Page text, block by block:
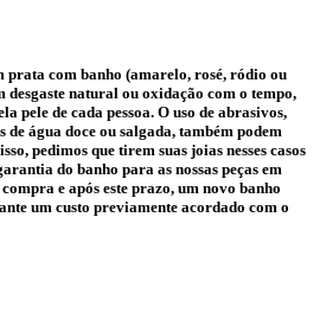
prata com banho (amarelo, rosé, ródio ou
natural ou oxidação com o tempo,
pele de cada pessoa. O uso de abrasivos,
de água doce ou salgada, também podem
pedimos que tirem suas joias nesses casos
do banho para as nossas peças em
e após este prazo, um novo banho
um custo previamente acordado com o